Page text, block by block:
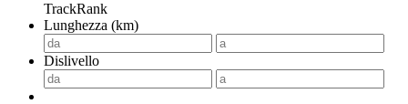
TrackRank
Lunghezza (km)
Dislivello